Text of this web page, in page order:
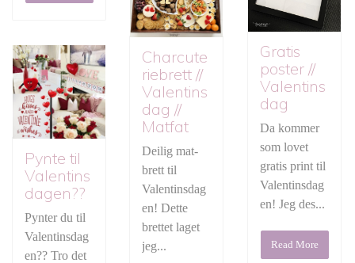
Gratis
poster //
Valentins
dag
Da kommer
som lovet
gratis print til
Valentinsdag
en! Jeg des...
Read More
Charcute
riebrett //
Valentins
dag //
Matfat
Deilig mat-
brett til
Valentinsdag
en! Dette
brettet laget
jeg...
Pynte til
Valentins
dagen??
Pynter du til
Valentinsdag
en?? Tro det